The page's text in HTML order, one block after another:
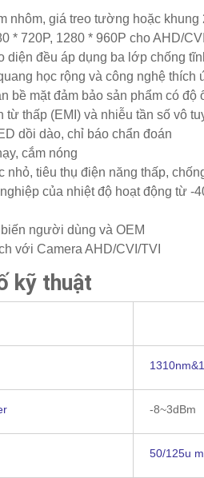
nhôm, giá treo tường hoặc khung
* 720P, 1280 * 960P cho AHD/
diện đều áp dụng ba lớp chống
học rộng và công nghệ
bề mặt đảm bảo sản phẩm có độ
từ thấp (EMI) và nhiễu tần số vô
dồi dào, chỉ báo chẩn đoán
cắm nóng
nhỏ, tiêu thụ điện năng thấp,
của nhiệt độ hoạt động từ -
người dùng và OEM
với Camera AHD/CVI/TVI
kỹ thuật
-8~3dBm
50/125u